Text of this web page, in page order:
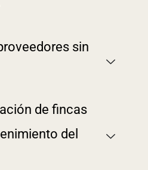
sin
de fincas
del